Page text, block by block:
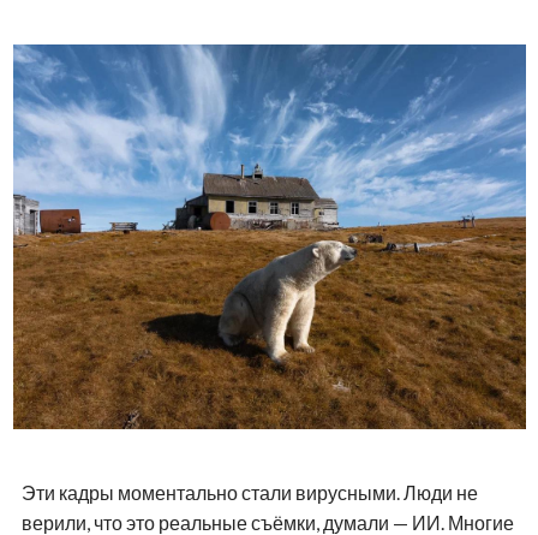
Эти кадры моментально стали вирусными. Люди не
верили, что это реальные съёмки, думали — ИИ. Многие